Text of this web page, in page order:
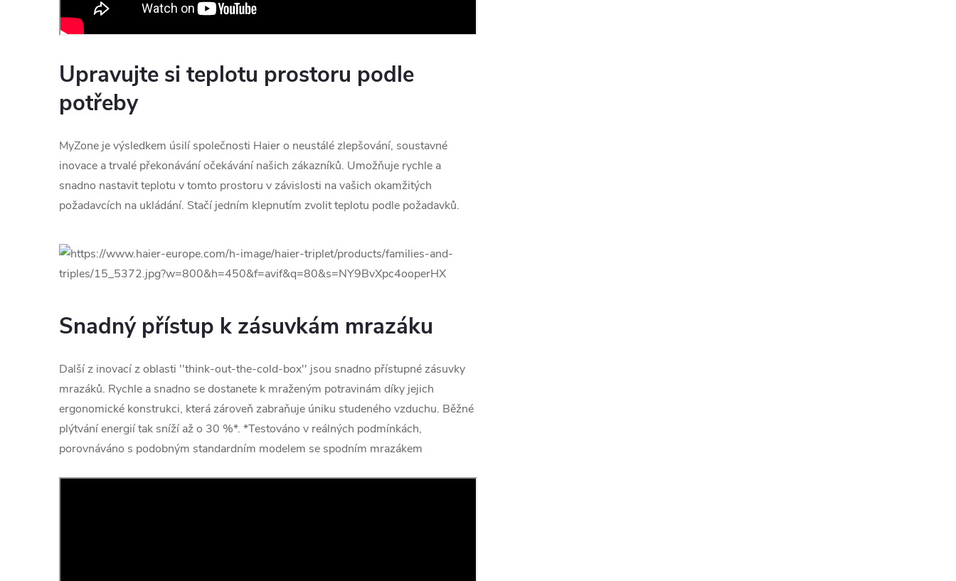
Upravujte si teplotu prostoru podle
potřeby
MyZone je výsledkem úsilí společnosti Haier o neustálé zlepšování, soustavné
inovace a trvalé překonávání očekávání našich zákazníků. Umožňuje rychle a
snadno nastavit teplotu v tomto prostoru v závislosti na vašich okamžitých
požadavcích na ukládání. Stačí jedním klepnutím zvolit teplotu podle požadavků.
Snadný přístup k zásuvkám mrazáku
Další z inovací z oblasti ''think-out-the-cold-box'' jsou snadno přístupné zásuvky
mrazáků. Rychle a snadno se dostanete k mraženým potravinám díky jejich
ergonomické konstrukci, která zároveň zabraňuje úniku studeného vzduchu. Běžné
plýtvání energií tak sníží až o 30 %*. *Testováno v reálných podmínkách,
porovnáváno s podobným standardním modelem se spodním mrazákem